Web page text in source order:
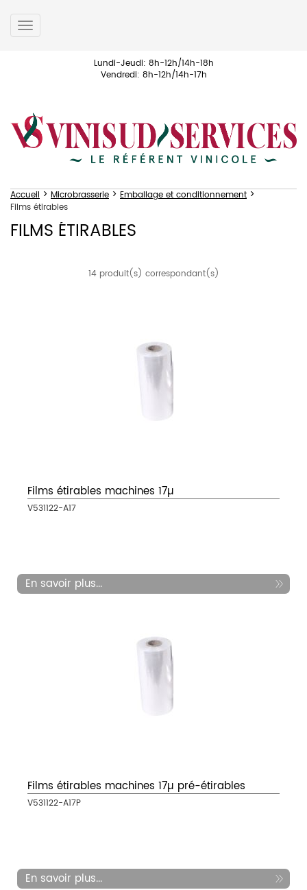
Toggle
navigation
Lundi-Jeudi: 8h-12h/14h-18h
Vendredi: 8h-12h/14h-17h
Accueil > Microbrasserie > Emballage et conditionnement >
Films étirables
FILMS ÉTIRABLES
14 produit(s) correspondant(s)
Films étirables machines 17µ
V531122-A17
En savoir plus...
Films étirables machines 17µ pré-étirables
V531122-A17P
En savoir plus...